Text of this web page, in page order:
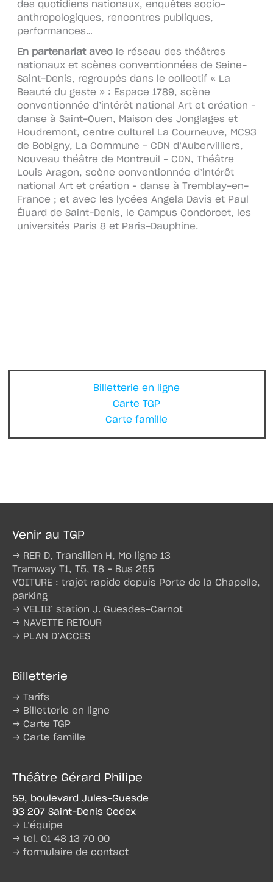
Billetterie en ligne
Carte TGP
Carte famille
des quotidiens nationaux, enquêtes socio-
anthropologiques, rencontres publiques,
performances…
En partenariat avecle réseau des théâtres
nationaux et scènes conventionnées de Seine-
Saint-Denis, regroupés dans le collectif « La
Beauté du geste » : Espace 1789, scène
conventionnée d’intérêt national Art et création –
danse à Saint-Ouen, Maison des Jonglages et
Houdremont, centre culturel La Courneuve, MC93
de Bobigny, La Commune – CDN d’Aubervilliers,
Nouveau théâtre de Montreuil – CDN, Théâtre
Louis Aragon, scène conventionnée d’intérêt
national Art et création – danse à Tremblay-en-
France ; et avec les lycées Angela Davis et Paul
Éluard de Saint-Denis, le Campus Condorcet, les
universités Paris 8 et Paris-Dauphine.
Venir au TGP
→ RER D, Transilien H, Mo ligne 13
Tramway T1, T5, T8 – Bus 255
VOITURE : trajet rapide depuis Porte de la Chapelle,
parking
→ VELIB’ station J. Guesdes-Carnot
→ NAVETTE RETOUR
→ PLAN D’ACCES
Billetterie
→ Tarifs
→ Billetterie en ligne
→ Carte TGP
→ Carte famille
Théâtre Gérard Philipe
59, boulevard Jules-Guesde
93 207 Saint-Denis Cedex
→ L’équipe
→ tel. 01 48 13 70 00
→ formulaire de contact